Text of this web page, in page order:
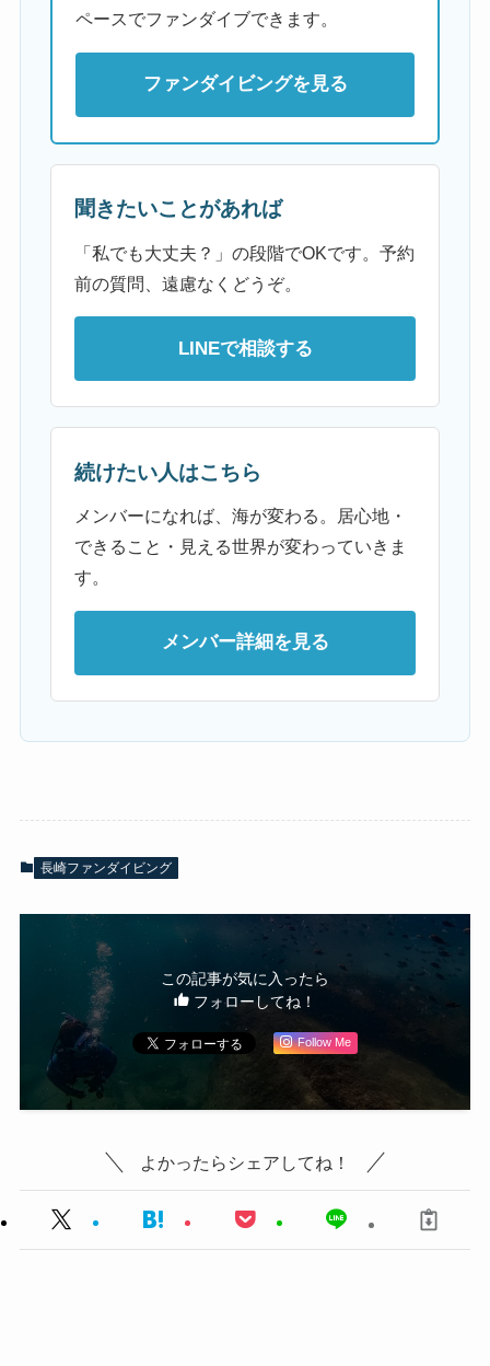
ペースでファンダイブできます。
ファンダイビングを見る
聞きたいことがあれば
「私でも大丈夫？」の段階でOKです。予約
前の質問、遠慮なくどうぞ。
LINEで相談する
続けたい人はこちら
メンバーになれば、海が変わる。居心地・
できること・見える世界が変わっていきま
す。
メンバー詳細を見る
長崎ファンダイビング
この記事が気に入ったら
フォローしてね！
Follow Me
よかったらシェアしてね！